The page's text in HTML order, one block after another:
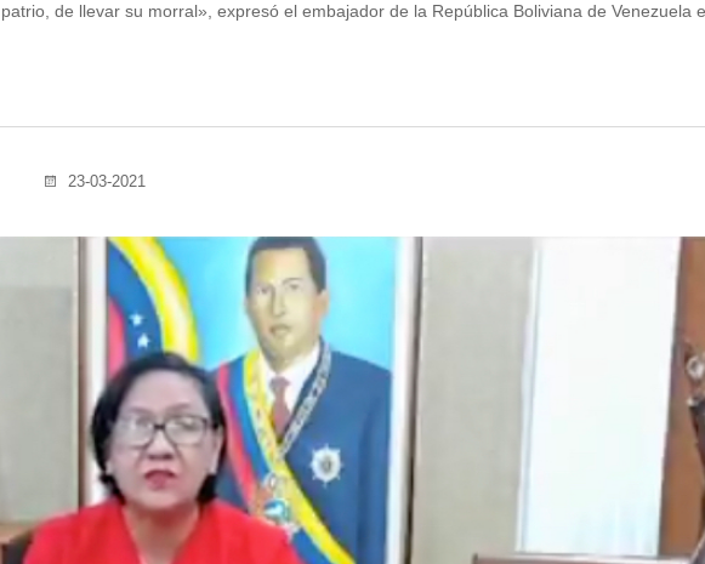
de llevar su morral», expresó el embajador de la República Boliviana de Venezuela
23-03-2021